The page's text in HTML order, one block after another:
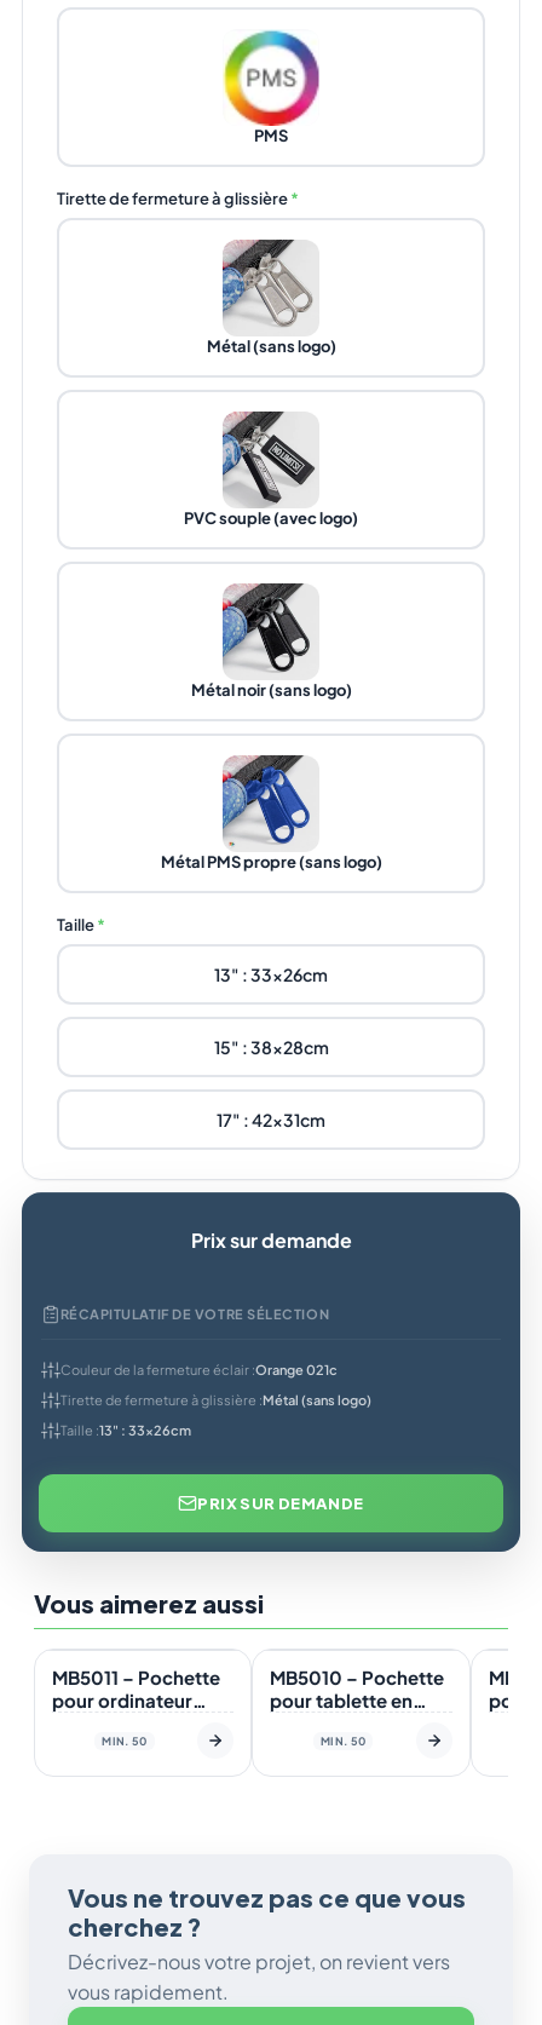
PMS
Tirette de fermeture à glissière*
Métal (sans logo)
PVC souple (avec logo)
Métal noir (sans logo)
Métal PMS propre (sans logo)
Taille*
13" : 33x26cm
15" : 38x28cm
17" : 42x31cm
Prix sur demande
RÉCAPITULATIF DE VOTRE SÉLECTION
Couleur de la fermeture éclair :Orange 021c
Tirette de fermeture à glissière :Métal (sans logo)
Taille :13" : 33x26cm
PRIX SUR DEMANDE
Vous aimerez aussi
En stock
MB5011 – Pochette
pour ordinateur
néoprène sublimé
MIN. 50
En stock
MB5010 – Pochette
pour tablette en
avec fermeture
MIN. 50
En
pour
Vous ne trouvez pas ce que vous
cherchez ?
Décrivez-nous votre projet, on revient vers
vous rapidement.